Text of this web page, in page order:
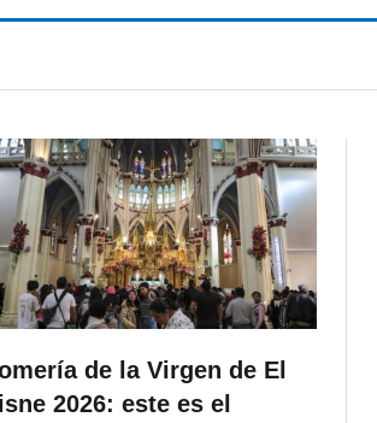
de la Virgen de El
2026: este es el